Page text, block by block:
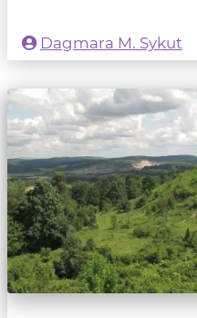
Dagmara M. Sykut